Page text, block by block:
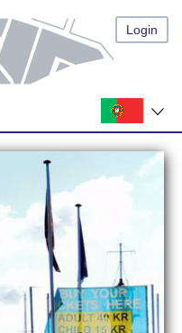
Login